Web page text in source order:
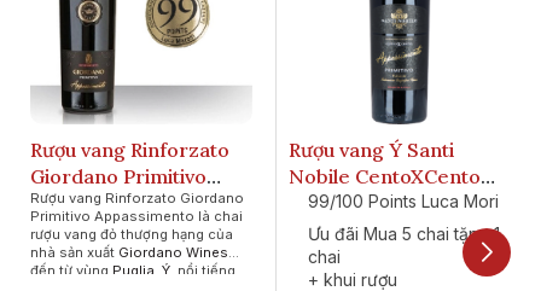
Rượu vang Rinforzato
Giordano Primitivo
Appassimento 99 Point
Rượu vang Rinforzato Giordano
Primitivo Appassimento là chai
rượu vang đỏ thượng hạng của
nhà sản xuất Giordano Wines
đến từ vùng Puglia, Ý , nổi tiếng
Rượu vang Ý Santi
Nobile CentoXCento
Appassimento
Primitivo Puglia 99
points.
99/100 Points Luca Mori
Ưu đãi Mua 5 chai tặng 1
chai
+ khui rượu